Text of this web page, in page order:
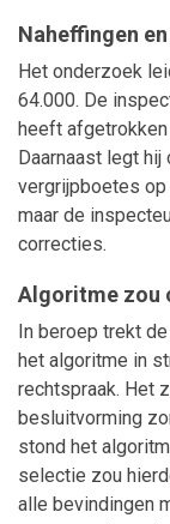
Naheffingen
Het onderzoek
64.000. De
heeft afgetrokken
Daarnaast legt
vergrijpboetes op
maar de
correcties.
Algoritme zou
In beroep trekt
het algoritme in
rechtspraak. Het
besluitvorming
stond het
selectie zou
alle bevindingen